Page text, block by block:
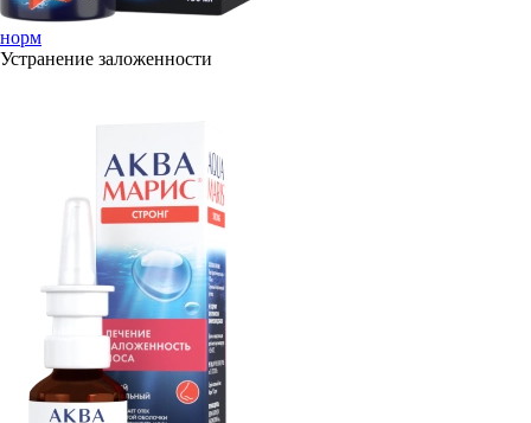
норм
Устранение заложенности